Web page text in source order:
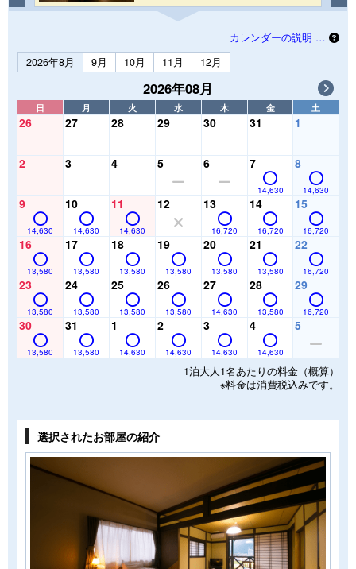
カレンダーの説明 …
2026年8月
9月 10月 11月 12月
2026年08月
日 月 火 水 木 金 土
26 27 28 29 30 31 1
2 3 4 5 6 7
14,630
8
14,630
9
14,630
10
14,630
11
14,630
12 13
16,720
14
16,720
15
16,720
16
13,580
17
13,580
18
13,580
19
13,580
20
13,580
21
13,580
22
16,720
23
13,580
24
13,580
25
13,580
26
13,580
27
14,630
28
13,580
29
16,720
30
13,580
31
13,580
1
14,630
2
14,630
3
14,630
4
14,630
5
1泊大人1名あたりの料金（概算）
※料金は消費税込みです。
選択されたお部屋の紹介